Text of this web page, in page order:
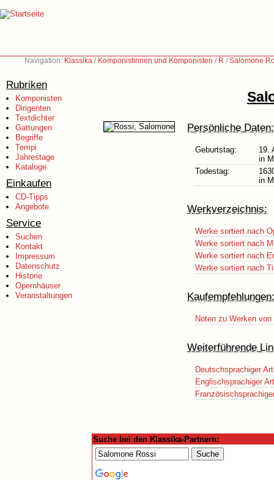
Navigation: Klassika / Komponistinnen und Komponisten / R /Salomone
Rubriken
Komponisten
Dirigenten
Textdichter
Gattungen
Begriffe
Tempi
Jahrestage
Kataloge
Einkaufen
CD-Tipps
Angebote
Service
Suchen
Kontakt
Impressum
Datenschutz
Historie
Opernhäuser
Veranstaltungen
Persönliche Daten:
Geburtstag:
19.
in
Todestag:
in
Werkverzeichnis:
Werke sortiert nach
Werke sortiert nach
Werke sortiert nach
Werke sortiert nach
Kaufempfehlungen:
Noten zu Werken
Weiterführende
Deutschsprachiger
Englischsprachiger
Suche bei den Klassika-Partnern: